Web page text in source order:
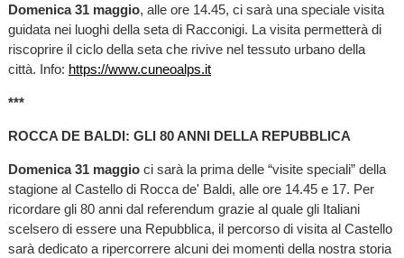
Domenica 31 maggio, alle ore 14.45, ci sarà una speciale visita
guidata nei luoghi della seta di Racconigi. La visita permetterà di
riscoprire il ciclo della seta che rivive nel tessuto urbano della
città. Info: https://www.cuneoalps.it
***
ROCCA DE BALDI: GLI 80 ANNI DELLA REPUBBLICA
Domenica 31 maggio ci sarà la prima delle “visite speciali” della
stagione al Castello di Rocca de' Baldi, alle ore 14.45 e 17. Per
ricordare gli 80 anni dal referendum grazie al quale gli Italiani
scelsero di essere una Repubblica, il percorso di visita al Castello
sarà dedicato a ripercorrere alcuni dei momenti della nostra storia